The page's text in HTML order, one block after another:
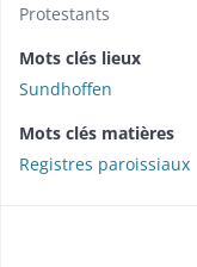
Protestants
Mots clés lieux
Sundhoffen
Mots clés matières
Registres paroissiaux